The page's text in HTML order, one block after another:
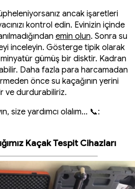
ancak işaretleri
kontrol edin. Evinizin içinde
emin olun. Sonra su
inceleyin. Gösterge tipik olarak
gümüş bir disktir. Kadran
Daha fazla para harcamadan
önce su kaçağının yerini
ve durdurabiliriz.
size yardımcı olalım... 📞:
Kaçak Tespit Cihazları